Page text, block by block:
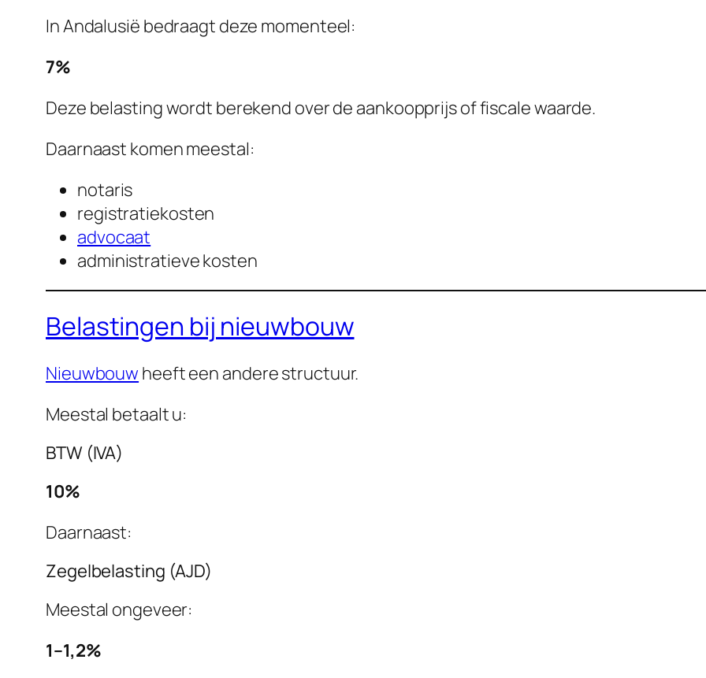
In Andalusië bedraagt deze momenteel:
7%
Deze belasting wordt berekend over de aankoopprijs of fiscale waarde.
Daarnaast komen meestal:
notaris
registratiekosten
advocaat
administratieve kosten
Belastingen bij nieuwbouw
Nieuwbouw heeft een andere structuur.
Meestal betaalt u:
BTW (IVA)
10%
Daarnaast:
Zegelbelasting (AJD)
Meestal ongeveer:
1–1,2%